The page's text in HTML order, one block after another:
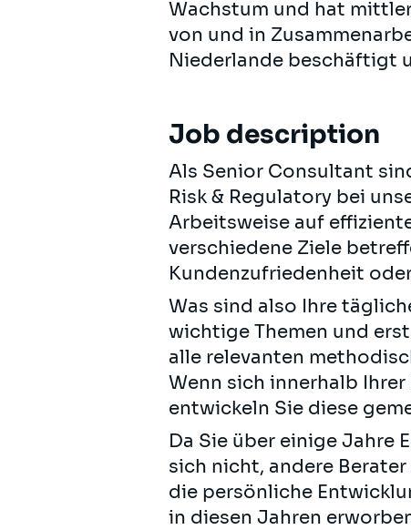
Wachstum und hat
von und in
Niederlande beschäftigt
Job description
Als Senior Consultant
Risk & Regulatory bei
Arbeitsweise auf
verschiedene Ziele
Kundenzufriedenheit
Was sind also Ihre
wichtige Themen und
alle relevanten
Wenn sich innerhalb
entwickeln Sie diese
Da Sie über einige Jahre
sich nicht, andere
die persönliche
in diesen Jahren